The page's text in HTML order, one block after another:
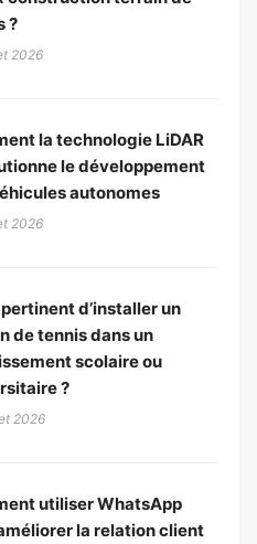
?
2026
la technologie LiDAR
le développement
autonomes
2026
d’installer un
de tennis dans un
scolaire ou
?
2026
utiliser WhatsApp
la relation client